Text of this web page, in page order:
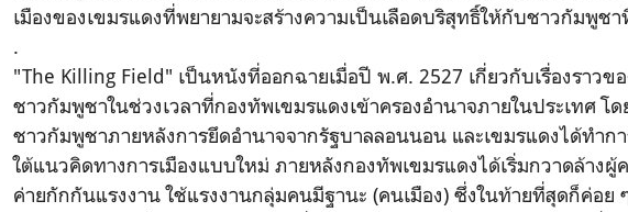
เมืองของเขมรแดงที่พยายามจะสร้างความเป็นเลือดบริสุทธิ์ให้กับชาวกัมพูชา
.
"The Killing Field" เป็นหนังที่ออกฉายเมื่อปี พ.ศ. 2527 เกี่ยวกับเรื่องราวข
ชาวกัมพูชาในช่วงเวลาที่กองทัพเขมรแดงเข้าครองอำนาจภายในประเทศ โด
ชาวกัมพูชาภายหลังการยึดอำนาจจากรัฐบาลลอนนอน และเขมรแดงได้ทำก
ใต้แนวคิดทางการเมืองแบบใหม่ ภายหลังกองทัพเขมรแดงได้เริ่มกวาดล้างผู้
ค่ายกักกันแรงงาน ใช้แรงงานกลุ่มคนมีฐานะ (คนเมือง) ซึ่งในท้ายที่สุดก็ค่อย